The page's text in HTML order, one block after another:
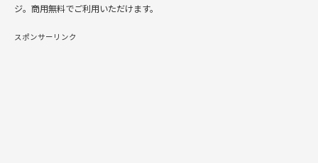
ジ。商用無料でご利用いただけます。
スポンサーリンク